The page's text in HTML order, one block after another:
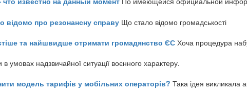
відомо про резонансну справу Що стало відомо громадськості
та найшвидше отримати громадянство ЄС Хоча процедура
умовах надзвичайної ситуації воєнного характеру.
модель тарифів у мобільних операторів? Така ідея викликала